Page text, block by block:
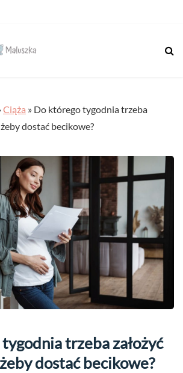
Ciąża » Do którego tygodnia trzeba
dostać becikowe?
trzeba założyć
dostać becikowe?